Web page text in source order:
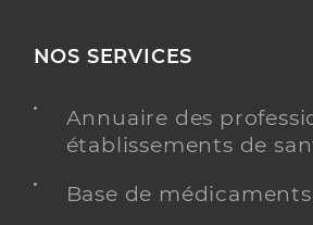
NOS SERVICES
Annuaire des
établissements de
Base de médicaments